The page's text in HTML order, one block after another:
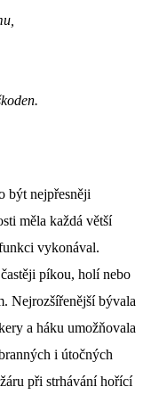
7. 2026 Nahoru ↑
být nejpřesněji
měla každá větší
vykonával.
píkou, holí nebo
Nejrozšířenější bývala
a háku umožňovala
i útočných
při strhávání hořící